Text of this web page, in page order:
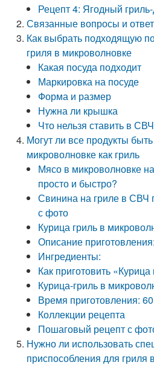
Рецепт 4: Ягодный
Связанные вопросы и
Как выбрать подходящую
гриля в микроволновке
Какая посуда подходит
Маркировка на посуде
Форма и размер
Нужна ли крышка
Что нельзя ставить в СВЧ
Могут ли все продукты
микроволновке как гриль
Мясо в микроволновке
просто и быстро?
Свинина на гриле в СВЧ
с фото
Курица гриль в
Описание приготовления:
Ингредиенты:
Как приготовить
Курица-гриль в
Время приготовления:
Коллекции рецепта
Пошаговый рецепт с
Нужно ли использовать
приспособления для гриля